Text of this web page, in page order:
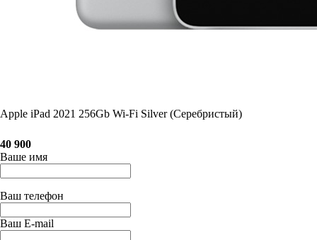
Apple iPad 2021 256Gb Wi-Fi Silver (Серебристый)
40 900
Ваше имя
Ваш телефон
Ваш E-mail